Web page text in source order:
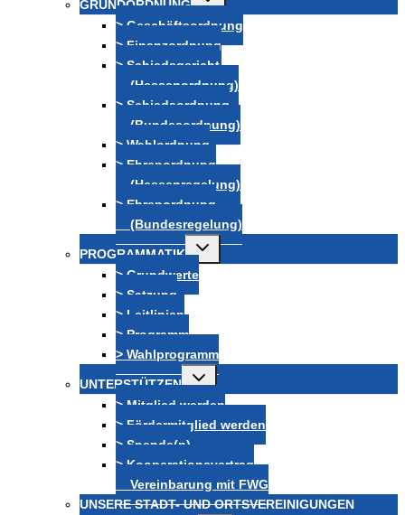
GRUNDORDNUNG umschalten
> Geschäftsordnung
> Finanzordnung
> Schiedsgericht
(Hessenordnung)
> Schiedsordnung
(Bundesordnung)
> Wahlordnung
> Ehrenordnung
(Hessenregelung)
> Ehrenordnung
(Bundesregelung)
PROGRAMMATIK
Untermenü
umschalten
> Grundwerte
> Satzung
> Leitlinien
> Programm
> Wahlprogramm
UNTERSTÜTZEN
Untermenü
umschalten
> Mitglied werden
> Fördermitglied werden
> Spende(n)
> Kooperationsvertrag
Vereinbarung mit FWG
UNSERE STADT- UND ORTSVEREINIGUNGEN